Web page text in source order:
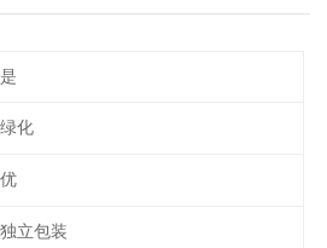
是
绿化
优
独立包装